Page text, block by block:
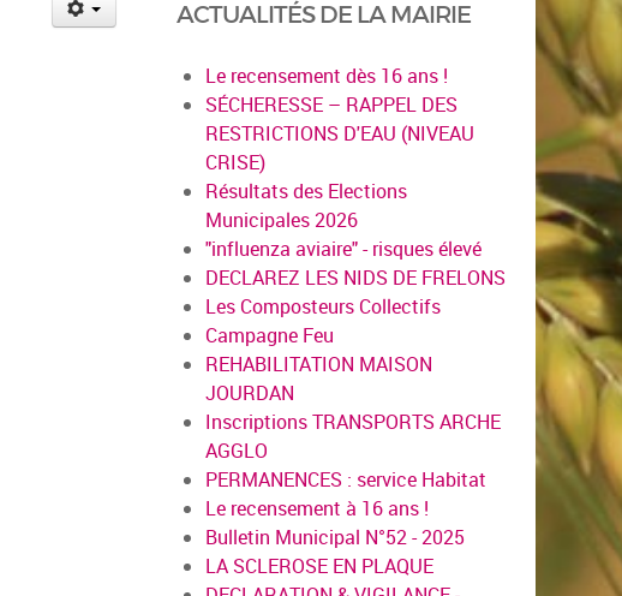
ACTUALITÉS DE LA MAIRIE
Le recensement dès 16 ans !
SÉCHERESSE – RAPPEL DES
RESTRICTIONS D'EAU (NIVEAU
CRISE)
Résultats des Elections
Municipales 2026
"influenza aviaire" - risques élevé
DECLAREZ LES NIDS DE FRELONS
Les Composteurs Collectifs
Campagne Feu
REHABILITATION MAISON
JOURDAN
Inscriptions TRANSPORTS ARCHE
AGGLO
PERMANENCES : service Habitat
Le recensement à 16 ans !
Bulletin Municipal N°52 - 2025
LA SCLEROSE EN PLAQUE